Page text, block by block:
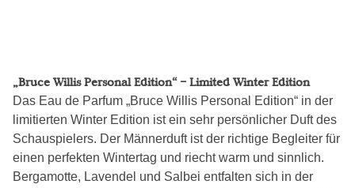
„Bruce Willis Personal Edition“ – Limited Winter Edition
Das Eau de Parfum „Bruce Willis Personal Edition“ in der
limitierten Winter Edition ist ein sehr persönlicher Duft des
Schauspielers. Der Männerduft ist der richtige Begleiter für
einen perfekten Wintertag und riecht warm und sinnlich.
Bergamotte, Lavendel und Salbei entfalten sich in der